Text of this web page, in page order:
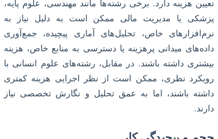
تعیین هزینه دارد. برخی رشته‌ها مانند مهندسی، علوم پایه،
پزشکی یا مدیریت مالی ممکن است به دلیل نیاز به
نرم‌افزارهای خاص، تحلیل‌های آماری پیچیده، جمع‌آوری
داده‌های میدانی پرهزینه یا دسترسی به منابع خاص، هزینه
بیشتری داشته باشند. در مقابل، رشته‌های علوم انسانی با
رویکرد نظری، ممکن است از نظر اجرایی هزینه کمتری
داشته باشند، اما به عمق تحلیل و نگارش تخصصی نیاز
دارند.